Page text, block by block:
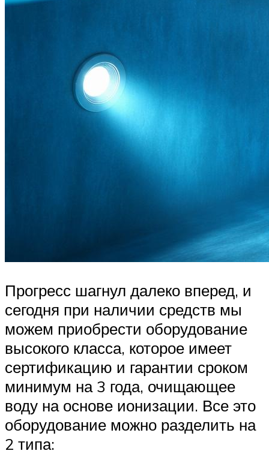
Прогресс шагнул далеко вперед, и
сегодня при наличии средств мы
можем приобрести оборудование
высокого класса, которое имеет
сертификацию и гарантии сроком
минимум на 3 года, очищающее
воду на основе ионизации. Все это
оборудование можно разделить на
2 типа: